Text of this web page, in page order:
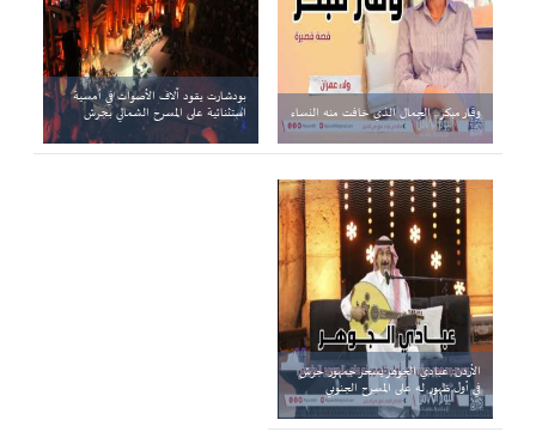
وقار مبكر.. الجمال الذي خافت منه النساء
بودشارت يقود آلاف الأصوات في أمسية
استثنائية على المسرح الشمالي بجرش
الأردن: عبادي الجوهر يسحر جمهور جرش
في أول ظهور له على المسرح الجنوبي